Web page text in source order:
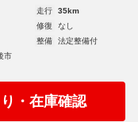
走行
35km
修復
なし
整備
法定整備付
市
・在庫確認